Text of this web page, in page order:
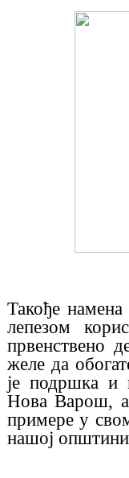
Такође
лепезом
првенствено
желе да
је подршка и
Нова Варош, а
примере у
нашој